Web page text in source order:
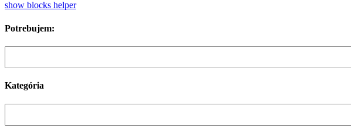
show blocks helper
Potrebujem:
Kategória